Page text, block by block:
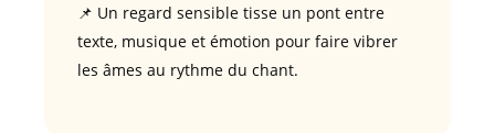
📌 Un regard sensible tisse un pont entre
texte, musique et émotion pour faire vibrer
les âmes au rythme du chant.